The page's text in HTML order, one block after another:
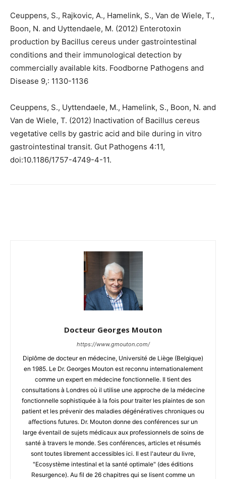
Ceuppens, S., Rajkovic, A., Hamelink, S., Van de Wiele, T.,
Boon, N. and Uyttendaele, M. (2012) Enterotoxin
production by Bacillus cereus under gastrointestinal
conditions and their immunological detection by
commercially available kits. Foodborne Pathogens and
Disease 9,: 1130-1136
Ceuppens, S., Uyttendaele, M., Hamelink, S., Boon, N. and
Van de Wiele, T. (2012) Inactivation of Bacillus cereus
vegetative cells by gastric acid and bile during in vitro
gastrointestinal transit. Gut Pathogens 4:11,
doi:10.1186/1757-4749-4-11.
Docteur Georges Mouton
https://www.gmouton.com/
Diplôme de docteur en médecine, Université de Liège (Belgique)
en 1985. Le Dr. Georges Mouton est reconnu internationalement
comme un expert en médecine fonctionnelle. Il tient des
consultations à Londres où il utilise une approche de la médecine
fonctionnelle sophistiquée à la fois pour traiter les plaintes de son
patient et les prévenir des maladies dégénératives chroniques ou
affections futures. Dr. Mouton donne des conférences sur un
large éventail de sujets médicaux aux professionnels de soins de
santé à travers le monde. Ses conférences, articles et résumés
sont toutes librement accessibles ici. Il est l'auteur du livre,
"Ecosystème intestinal et la santé optimale" (des éditions
Resurgence). Au fil de 26 chapitres qui se lisent comme un